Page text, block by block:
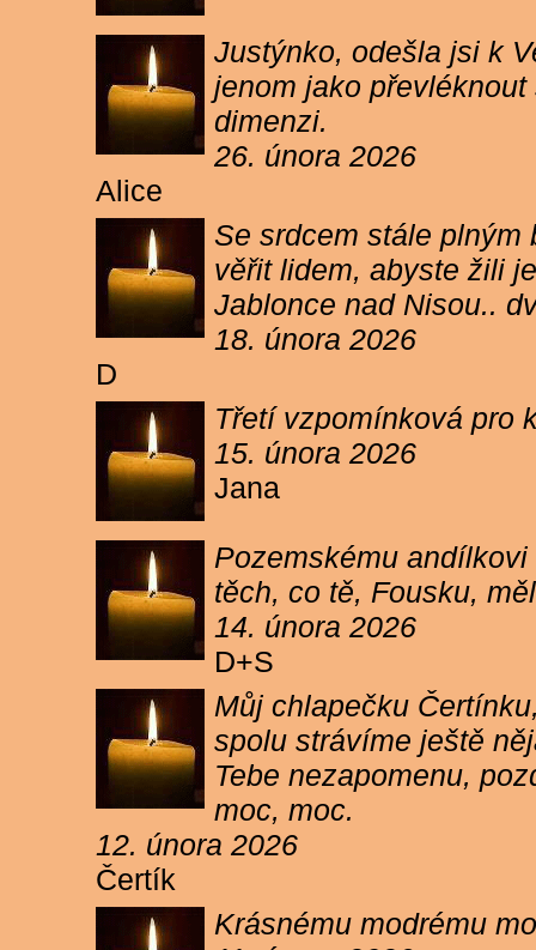
Justýnko, odešla jsi k
jenom jako
dimenzi.
26. února 2026
Alice
Se srdcem stále
věřit lidem, abyste žili
Jablonce nad Nisou..
18. února 2026
D
Třetí vzpomínková pro
15. února 2026
Jana
Pozemskému
těch, co tě, Fousku,
14. února 2026
D+S
Můj chlapečku
spolu strávíme ještě
Tebe nezapomenu,
moc, moc.
12. února 2026
Čertík
Krásnému modrému